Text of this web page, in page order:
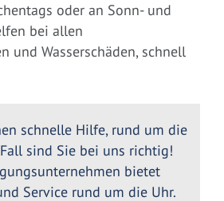
oder an Sonn- und
bei allen
und Wasserschäden, schnell
schnelle Hilfe, rund um die
sind Sie bei uns richtig!
bietet
Service rund um die Uhr.